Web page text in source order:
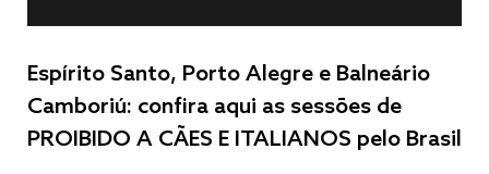
Espírito Santo, Porto Alegre e Balneário
Camboriú: confira aqui as sessões de
PROIBIDO A CÃES E ITALIANOS pelo Brasil